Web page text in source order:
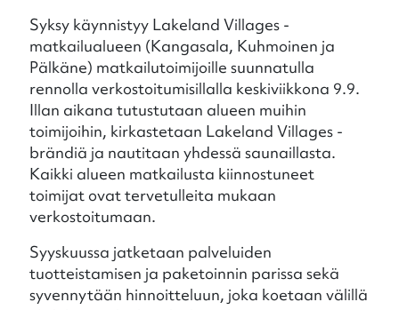
Syksy käynnistyy Lakeland Villages -
matkailualueen (Kangasala, Kuhmoinen ja
Pälkäne) matkailutoimijoille suunnatulla
rennolla verkostoitumisillalla keskiviikkona 9.9.
Illan aikana tutustutaan alueen muihin
toimijoihin, kirkastetaan Lakeland Villages -
brändiä ja nautitaan yhdessä saunaillasta.
Kaikki alueen matkailusta kiinnostuneet
toimijat ovat tervetulleita mukaan
verkostoitumaan.
Syyskuussa jatketaan palveluiden
tuotteistamisen ja paketoinnin parissa sekä
syvennytään hinnoitteluun, joka koetaan välillä